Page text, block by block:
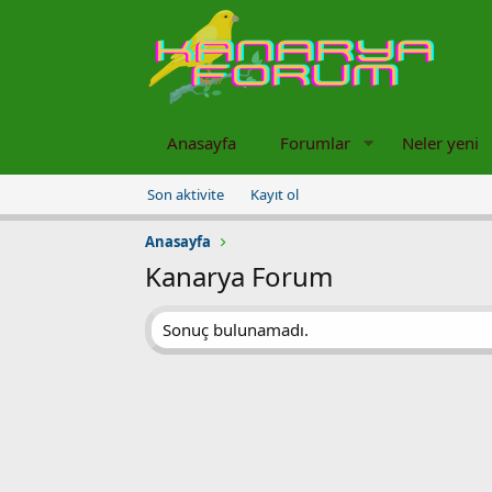
Anasayfa Forumlar Neler yeni
Son aktivite Kayıt ol
Anasayfa
Kanarya Forum
Sonuç bulunamadı.